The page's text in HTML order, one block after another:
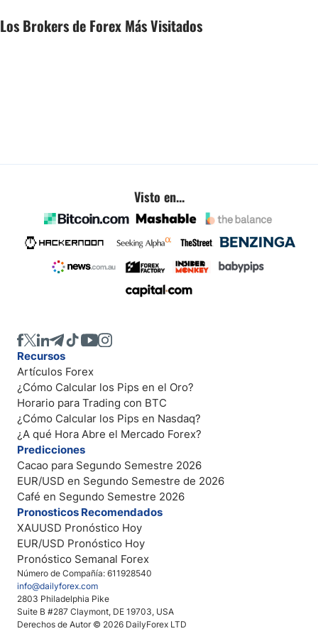
Los Brokers de Forex Más Visitados
Visto en...
Número de Compañía: 611928540
info@dailyforex.com
2803 Philadelphia Pike
Suite B #287 Claymont, DE 19703, USA
Derechos de Autor © 2026 DailyForex LTD
Recursos
Artículos Forex
¿Cómo Calcular los Pips en el Oro?
Horario para Trading con BTC
¿Cómo Calcular los Pips en Nasdaq?
¿A qué Hora Abre el Mercado Forex?
Predicciones
Cacao para Segundo Semestre 2026
EUR/USD en Segundo Semestre de 2026
Café en Segundo Semestre 2026
Pronosticos Recomendados
XAUUSD Pronóstico Hoy
EUR/USD Pronóstico Hoy
Pronóstico Semanal Forex